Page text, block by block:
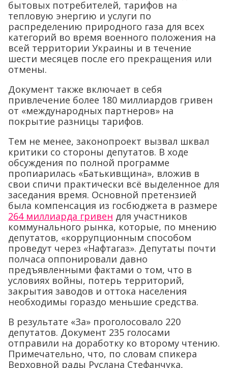
бытовых потребителей, тарифов на
тепловую энергию и услуги по
распределению природного газа для всех
категорий во время военного положения на
всей территории Украины и в течение
шести месяцев после его прекращения или
отмены.
Документ также включает в себя
привлечение более 180 миллиардов гривен
от «международных партнеров» на
покрытие разницы тарифов.
Тем не менее, законопроект вызвал шквал
критики со стороны депутатов. В ходе
обсуждения по полной программе
пропиарилась «Батькивщина», вложив в
свои спичи практически всё выделенное для
заседания время. Основной претензией
была компенсация из госбюджета в размере
264 миллиарда гривен для участников
коммунального рынка, которые, по мнению
депутатов, «коррупционным способом
проведут через «Нафтагаз». Депутаты почти
полчаса оппонировали давно
предъявленными фактами о том, что в
условиях войны, потерь территорий,
закрытия заводов и оттока населения
необходимы гораздо меньшие средства.
В результате «За» проголосовало 220
депутатов. Документ 235 голосами
отправили на доработку ко второму чтению.
Примечательно, что, по словам спикера
Верховной рады Руслана Стефанчука,